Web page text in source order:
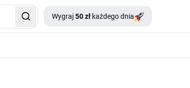
Wygraj50 zł każdego dnia